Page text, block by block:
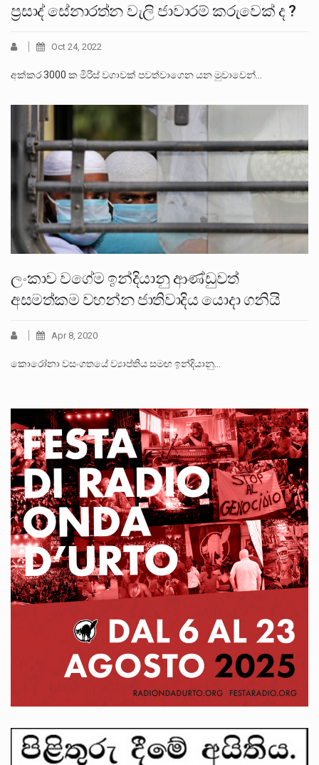
ප්‍රසාද් සේනාරත්න වැලි ජාවාරම් කරුවෙක් ද ?
Oct 24, 2022
අක්කර 3000 ක මිරිස් වගාවක් පවත්වාගෙන යන මුවාවෙන්…
ලංකාව වගේම ඉන්දියානු ආණ්ඩුවත්
අසමත්කම වහන්න ජාතිවාදිය යොදා ගනියි
Apr 8, 2020
කොරෝනා වසංගතයේ ව්‍යාප්තිය සමඟ ඉන්දියානු…